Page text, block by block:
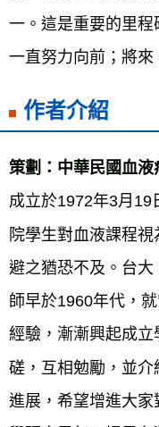
一。這是重要的里
一直努力向前；將來
作者介紹
策劃：中華民國血液
成立於1972年3月19
院學生對血液課程
避之猶恐不及。台
師早於1960年代，
經驗，漸漸興起成
磋，互相勉勵，並
進展，希望增進大